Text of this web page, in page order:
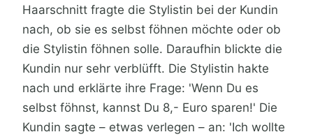
Haarschnitt fragte die Stylistin bei der Kundin
nach, ob sie es selbst föhnen möchte oder ob
die Stylistin föhnen solle. Daraufhin blickte die
Kundin nur sehr verblüfft. Die Stylistin hakte
nach und erklärte ihre Frage: 'Wenn Du es
selbst föhnst, kannst Du 8,- Euro sparen!' Die
Kundin sagte – etwas verlegen – an: 'Ich wollte